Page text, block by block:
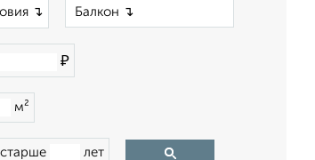
↴
₽
м²
лет